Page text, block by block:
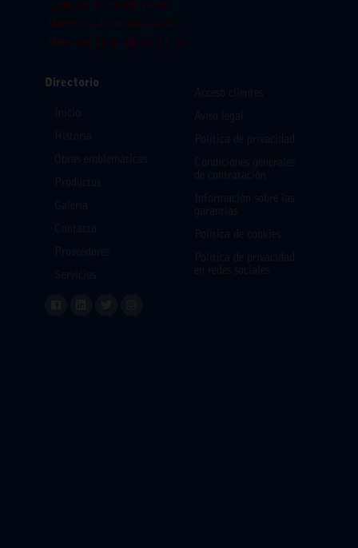
Directorio
Lunes 10-8: 08:00-14:00
Martes 11-8: 08:00-14:00
Miercoles 12-8: 08:00-14:00